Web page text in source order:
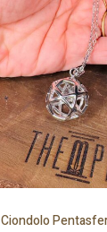
Ciondolo